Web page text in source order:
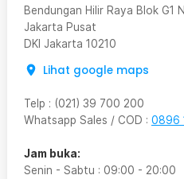
Bendungan Hilir Raya Blok G1
Jakarta Pusat
DKI Jakarta 10210
Lihat google maps
Telp : (021) 39 700 200
Whatsapp Sales / COD : 0896
Jam buka:
Senin - Sabtu : 09:00 - 20:00